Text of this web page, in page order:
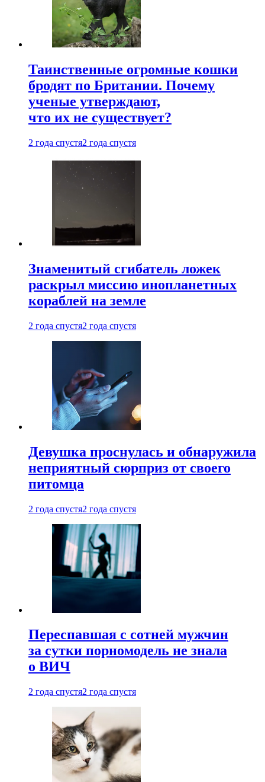
Таинственные огромные кошки
бродят по Британии. Почему
ученые утверждают,
что их не существует?
2 года спустя2 года спустя
Знаменитый сгибатель ложек
раскрыл миссию инопланетных
кораблей на земле
2 года спустя2 года спустя
Девушка проснулась и обнаружила
неприятный сюрприз от своего
питомца
2 года спустя2 года спустя
Переспавшая с сотней мужчин
за сутки порномодель не знала
о ВИЧ
2 года спустя2 года спустя